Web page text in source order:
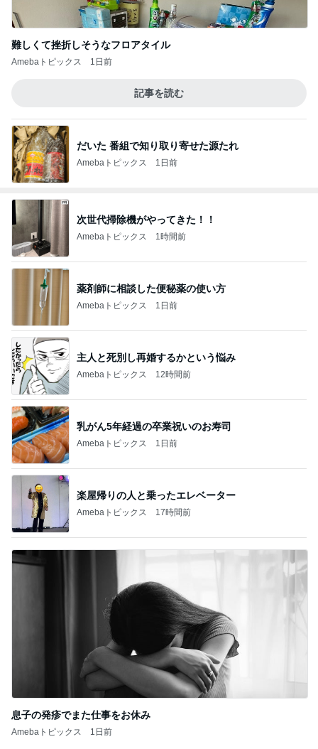
難しくて挫折しそうなフロアタイル
Amebaトピックス 1日前
記事を読む
だいた 番組で知り取り寄せた源たれ
Amebaトピックス 1日前
次世代掃除機がやってきた！！
Amebaトピックス 1時間前
薬剤師に相談した便秘薬の使い方
Amebaトピックス 1日前
主人と死別し再婚するかという悩み
Amebaトピックス 12時間前
乳がん5年経過の卒業祝いのお寿司
Amebaトピックス 1日前
楽屋帰りの人と乗ったエレベーター
Amebaトピックス 17時間前
息子の発疹でまた仕事をお休み
Amebaトピックス 1日前